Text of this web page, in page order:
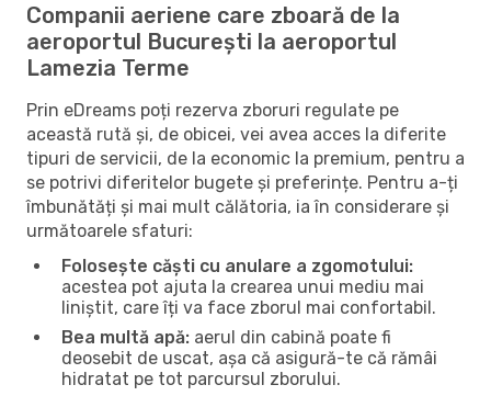
Companii aeriene care zboară de la
aeroportul București la aeroportul
Lamezia Terme
Prin eDreams poți rezerva zboruri regulate pe
această rută și, de obicei, vei avea acces la diferite
tipuri de servicii, de la economic la premium, pentru a
se potrivi diferitelor bugete și preferințe. Pentru a-ți
îmbunătăți și mai mult călătoria, ia în considerare și
următoarele sfaturi:
Folosește căști cu anulare a zgomotului:
acestea pot ajuta la crearea unui mediu mai
liniștit, care îți va face zborul mai confortabil.
Bea multă apă: aerul din cabină poate fi
deosebit de uscat, așa că asigură-te că rămâi
hidratat pe tot parcursul zborului.